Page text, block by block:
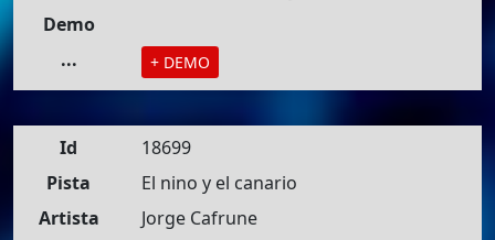
Demo
...
+ DEMO
Id
18699
Pista
El nino y el canario
Artista
Jorge Cafrune